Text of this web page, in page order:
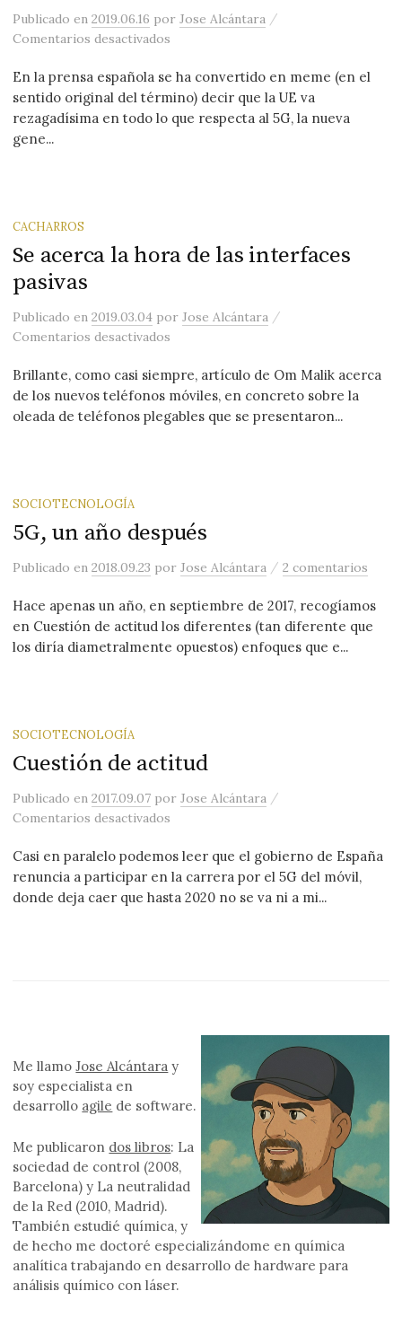
Publicadoen2019.06.16 porJose Alcántara /
Comentarios desactivados
En la prensa española se ha convertido en meme (en el
sentido original del término) decir que la UE va
rezagadísima en todo lo que respecta al 5G, la nueva
gene...
CACHARROS
Se acerca la hora de las interfaces
pasivas
Publicadoen2019.03.04 porJose Alcántara /
Comentarios desactivados
Brillante, como casi siempre, artículo de Om Malik acerca
de los nuevos teléfonos móviles, en concreto sobre la
oleada de teléfonos plegables que se presentaron...
SOCIOTECNOLOGÍA
5G, un año después
Publicadoen2018.09.23 porJose Alcántara /2 comentarios
Hace apenas un año, en septiembre de 2017, recogíamos
en Cuestión de actitud los diferentes (tan diferente que
los diría diametralmente opuestos) enfoques que e...
SOCIOTECNOLOGÍA
Cuestión de actitud
Publicadoen2017.09.07 porJose Alcántara /
Comentarios desactivados
Casi en paralelo podemos leer que el gobierno de España
renuncia a participar en la carrera por el 5G del móvil,
donde deja caer que hasta 2020 no se va ni a mi...
Me llamoJose Alcántara y
soy especialista en
desarrollo agile de software.
Me publicaron dos libros: La
sociedad de control (2008,
Barcelona) y La neutralidad
de la Red (2010, Madrid).
También estudié química, y
de hecho me doctoré especializándome en química
analítica trabajando en desarrollo de hardware para
análisis químico con láser.